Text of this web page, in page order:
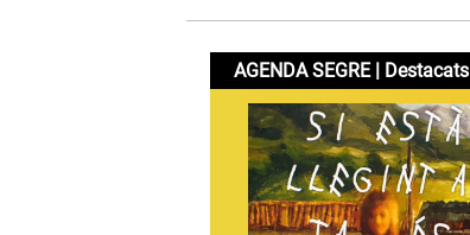
AGENDA SEGRE | Destacats